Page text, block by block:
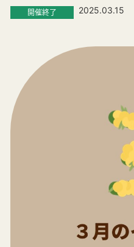
開催終了 2025.03.15